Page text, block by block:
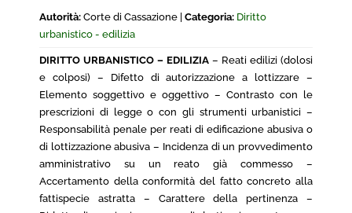
Autorità: Corte di Cassazione | Categoria: Diritto
urbanistico - edilizia
DIRITTO URBANISTICO – EDILIZIA – Reati edilizi (dolosi
e colposi) – Difetto di autorizzazione a lottizzare –
Elemento soggettivo e oggettivo – Contrasto con le
prescrizioni di legge o con gli strumenti urbanistici –
Responsabilità penale per reati di edificazione abusiva o
di lottizzazione abusiva – Incidenza di un provvedimento
amministrativo su un reato già commesso –
Accertamento della conformità del fatto concreto alla
fattispecie astratta – Carattere della pertinenza –